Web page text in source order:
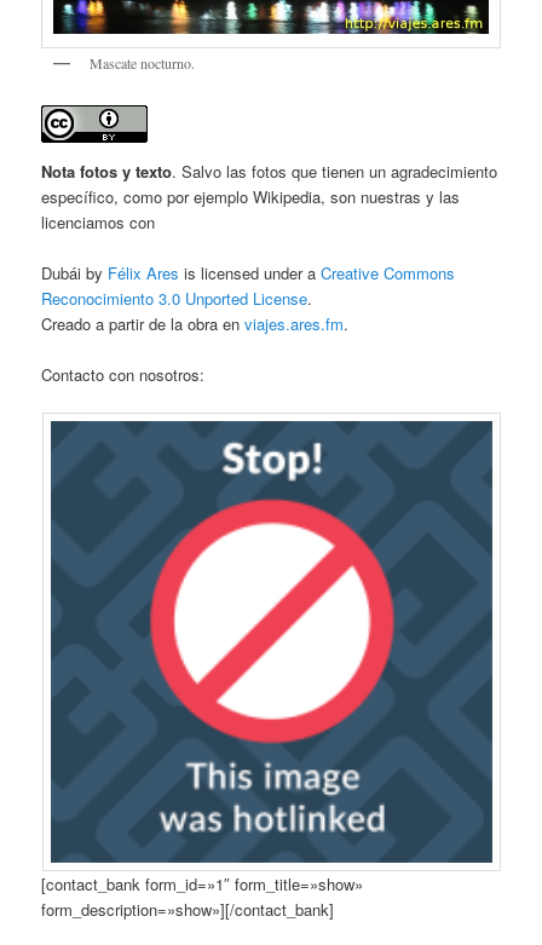
Mascate nocturno.
Nota fotos y texto. Salvo las fotos que tienen un agradecimiento
específico, como por ejemplo Wikipedia, son nuestras y las
licenciamos con
Dubái by Félix Aresis licensed under aCreative Commons
Reconocimiento 3.0 Unported License.
Creado a partir de la obra enviajes.ares.fm.
Contacto con nosotros:
[contact_bank form_id=»1″ form_title=»show»
form_description=»show»][/contact_bank]